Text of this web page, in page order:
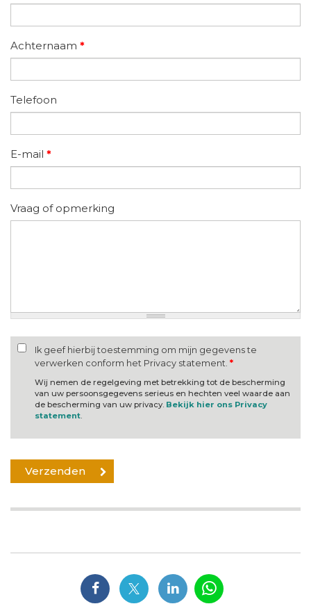
Achternaam *
Telefoon
E-mail *
Vraag of opmerking
Ik geef hierbij toestemming om mijn gegevens te
verwerken conform het Privacy statement. *
Wij nemen de regelgeving met betrekking tot de bescherming
van uw persoonsgegevens serieus en hechten veel waarde aan
de bescherming van uw privacy. Bekijk hier ons Privacy
statement.